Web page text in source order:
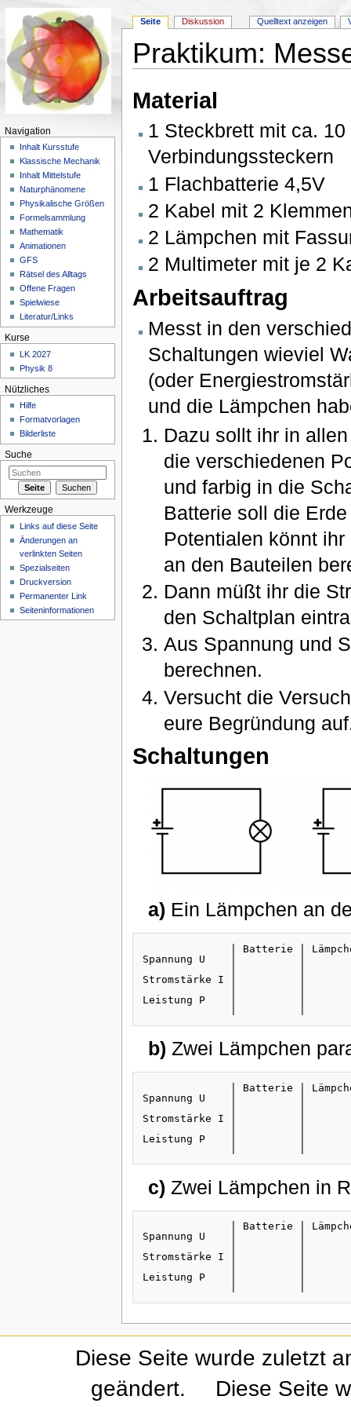
Praktikum:
Material
1 Steckbrett mit ca. 10
Verbindungssteckern
1 Flachbatterie 4,5V
2 Kabel mit 2
2 Lämpchen mit
2 Multimeter mit je 2
Arbeitsauftrag
Messt in den
Schaltungen wieviel
(oder
und die Lämpchen
Dazu sollt ihr in
die verschiedenen
und farbig in die
Batterie soll die
Potentialen könnt
an den Bauteilen
Dann müßt ihr die
den Schaltplan
Aus Spannung und
berechnen.
Versucht die
eure Begründung
Schaltungen
a) Ein Lämpchen an
| Batterie |
Spannung U    |          |
Stromstärke I |          |
Leistung P    |          |
b) Zwei Lämpchen
| Batterie |
Spannung U    |          |
|          |
Stromstärke I |          |
Leistung P    |          |
c) Zwei Lämpchen in
| Batterie |
Spannung U    |          |
Stromstärke I |          |
Leistung P    |          |
Seite Diskussion Quelltext anzeigen
Navigation
Inhalt Kursstufe
Klassische Mechanik
Inhalt Mittelstufe
Naturphänomene
Physikalische Größen
Formelsammlung
Mathematik
Animationen
GFS
Rätsel des Alltags
Offene Fragen
Spielwiese
Literatur/Links
Kurse
LK 2027
Physik 8
Nützliches
Hilfe
Formatvorlagen
Bilderliste
Suche
Werkzeuge
Links auf diese Seite
Änderungen an
verlinkten Seiten
Spezialseiten
Druckversion
Permanenter Link
Seiteninformationen
Diese Seite wurde zuletzt
geändert.
Diese Seite